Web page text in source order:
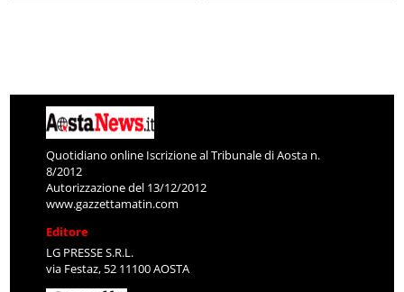
Quotidiano online Iscrizione al Tribunale di Aosta n.
8/2012
Autorizzazione del 13/12/2012
www.gazzettamatin.com
Editore
LG PRESSE S.R.L.
via Festaz, 52 11100 AOSTA